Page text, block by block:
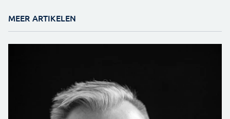
MEER ARTIKELEN